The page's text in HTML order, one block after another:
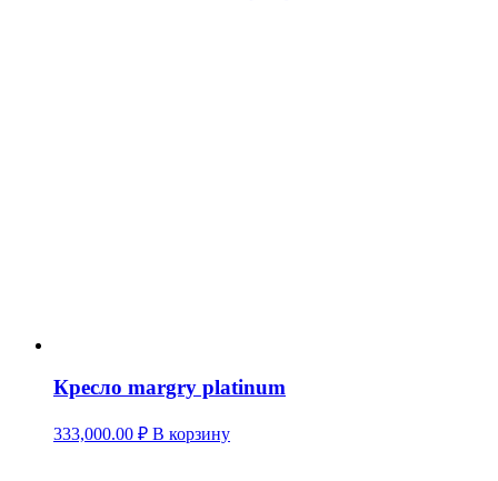
цена:
Кресло margry platinum
333,000.00 ₽ В корзину